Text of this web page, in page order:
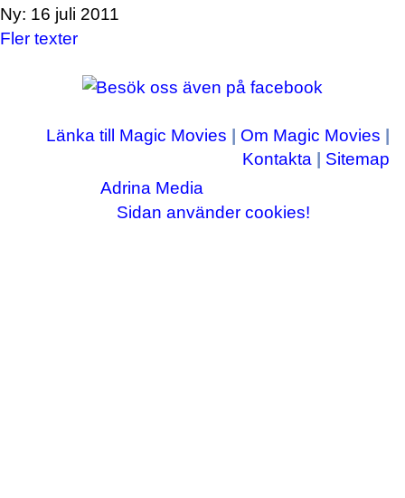
Ny: 16 juli 2011
Fler texter
Länka till Magic Movies Om Magic Movies
Kontakta
Sitemap
Copyright © 2003-2026Adrina Media
Sidan använder cookies!